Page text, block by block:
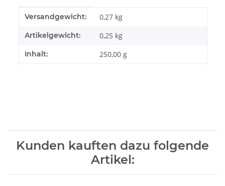
Produkteigenschaft
Wert
Versandgewicht: 0,27 kg
Artikelgewicht: 0,25 kg
Inhalt: 250,00 g
Kunden kauften dazu folgende
Artikel: